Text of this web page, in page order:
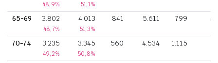
48,9% 51,1%
65-69 3.802
48,7%
4.013
51,3%
841 5.611 799
70-74 3.235
49,2%
3.345
50,8%
560 4.534 1.115